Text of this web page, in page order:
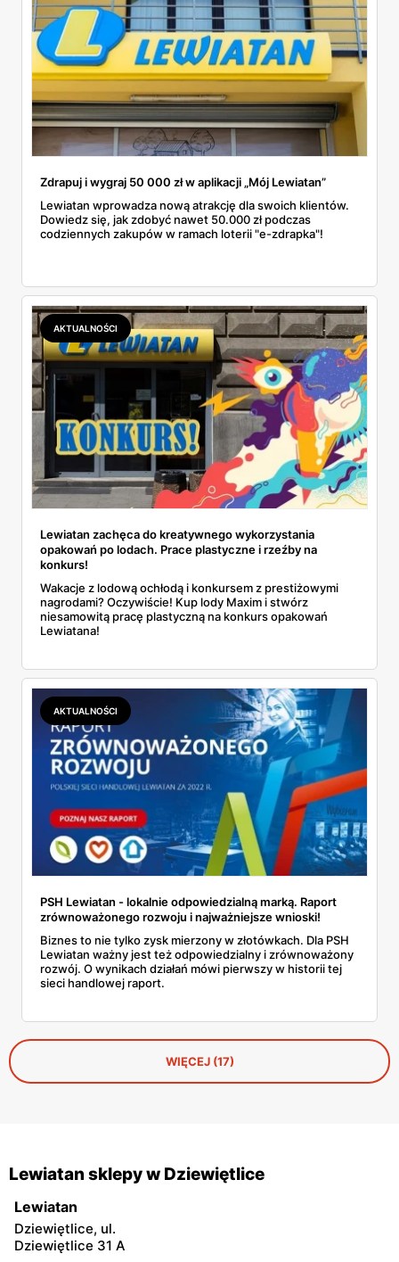
Zdrapuj i wygraj 50 000 zł w aplikacji „Mój Lewiatan”
Lewiatan wprowadza nową atrakcję dla swoich klientów.
Dowiedz się, jak zdobyć nawet 50.000 zł podczas
codziennych zakupów w ramach loterii "e-zdrapka"!
AKTUALNOŚCI
Lewiatan zachęca do kreatywnego wykorzystania
opakowań po lodach. Prace plastyczne i rzeźby na
konkurs!
Wakacje z lodową ochłodą i konkursem z prestiżowymi
nagrodami? Oczywiście! Kup lody Maxim i stwórz
niesamowitą pracę plastyczną na konkurs opakowań
Lewiatana!
AKTUALNOŚCI
PSH Lewiatan - lokalnie odpowiedzialną marką. Raport
zrównoważonego rozwoju i najważniejsze wnioski!
Biznes to nie tylko zysk mierzony w złotówkach. Dla PSH
Lewiatan ważny jest też odpowiedzialny i zrównoważony
rozwój. O wynikach działań mówi pierwszy w historii tej
sieci handlowej raport.
WIĘCEJ (17)
Lewiatan sklepy w Dziewiętlice
Lewiatan
Dziewiętlice, ul.
Dziewiętlice 31 A